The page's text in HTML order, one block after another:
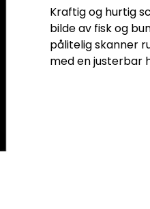
Kraftig og hurtig
bilde av fisk og
pålitelig skanner
med en justerbar